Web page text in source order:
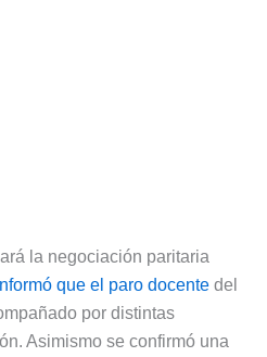
la negociación paritaria
que el paro docente del
por distintas
Asimismo se confirmó una